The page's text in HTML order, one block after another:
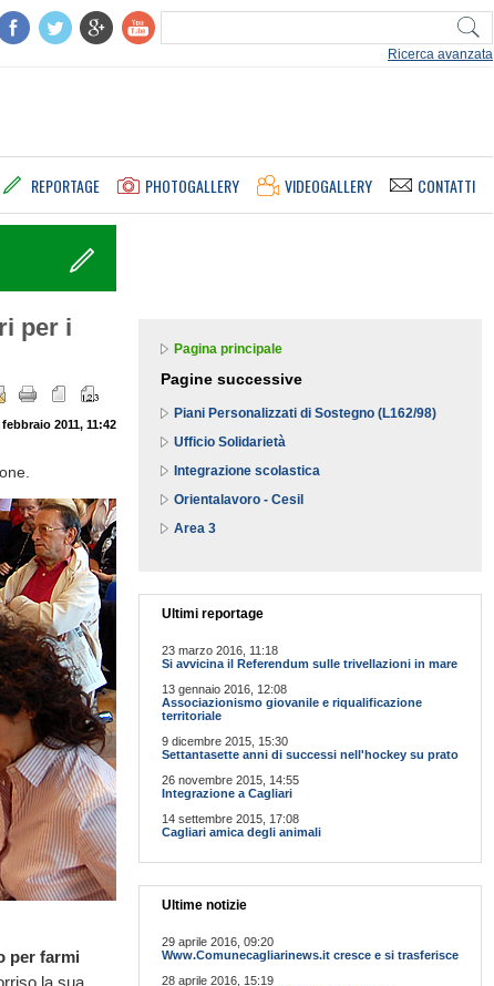
Ricerca avanzata
REPORTAGE PHOTOGALLERY VIDEOGALLERY CONTATTI
per i
febbraio 2011, 11:42
per farmi
la sua
Pagina principale
Pagine successive
Piani Personalizzati di Sostegno (L162/98)
Ufficio Solidarietà
Integrazione scolastica
Orientalavoro - Cesil
Area 3
Ultimi reportage
23 marzo 2016, 11:18
Si avvicina il Referendum sulle trivellazioni in mare
13 gennaio 2016, 12:08
Associazionismo giovanile e riqualificazione
territoriale
9 dicembre 2015, 15:30
Settantasette anni di successi nell'hockey su prato
26 novembre 2015, 14:55
Integrazione a Cagliari
14 settembre 2015, 17:08
Cagliari amica degli animali
Ultime notizie
29 aprile 2016, 09:20
Www.Comunecagliarinews.it cresce e si trasferisce
28 aprile 2016, 15:19